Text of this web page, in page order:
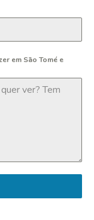
em São Tomé e